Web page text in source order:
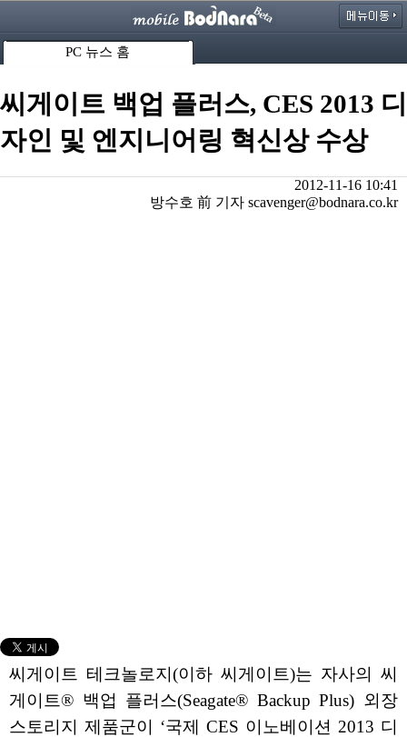
PC 뉴스 홈
씨게이트 백업 플러스, CES 2013 디
자인 및 엔지니어링 혁신상 수상
2012-11-16 10:41
방수호 前 기자 scavenger@bodnara.co.kr
씨게이트 테크놀로지(이하 씨게이트)는 자사의 씨
게이트® 백업 플러스(Seagate® Backup Plus) 외장
스토리지 제품군이 ‘국제 CES 이노베이션 2013 디